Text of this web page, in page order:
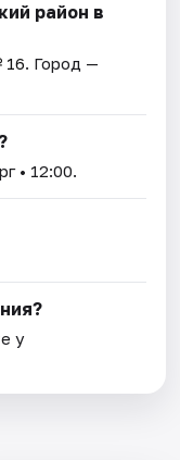
район в
16. Город —
• 12:00.
у